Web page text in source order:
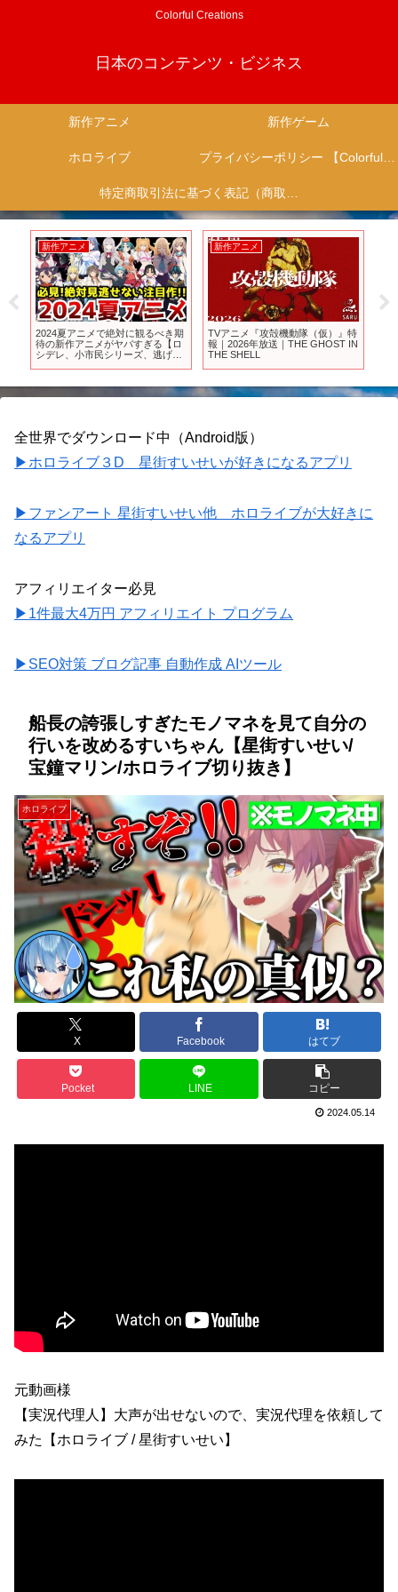
Colorful Creations
日本のコンテンツ・ビジネス
新作アニメ 新作ゲーム
ホロライブ プライバシーポリシー 【Colorful Creation】
特定商取引法に基づく表記（商取引に関する開示）
新作アニメ
2024夏アニメで絶対に観るべき期
待の新作アニメがヤバすぎる【ロ
シデレ、小市民シリーズ、逃げ上
ワッド、ATRI、物語シリーズ】
新作アニメ
TVアニメ『攻殻機動隊（仮）』特
報｜2026年放送｜THE GHOST IN
THE SHELL
全世界でダウンロード中（Android版）
▶ホロライブ３D 星街すいせいが好きになるアプリ
▶ファンアート 星街すいせい他 ホロライブが大好きに
なるアプリ
アフィリエイター必見
▶1件最大4万円 アフィリエイト プログラム
▶SEO対策 ブログ記事 自動作成 AIツール
船長の誇張しすぎたモノマネを見て自分の
行いを改めるすいちゃん【星街すいせい/
宝鐘マリン/ホロライブ切り抜き】
ホロライブ
X Facebook はてブ
Pocket LINE コピー
2024.05.14
元動画様
【実況代理人】大声が出せないので、実況代理を依頼して
みた【ホロライブ / 星街すいせい】